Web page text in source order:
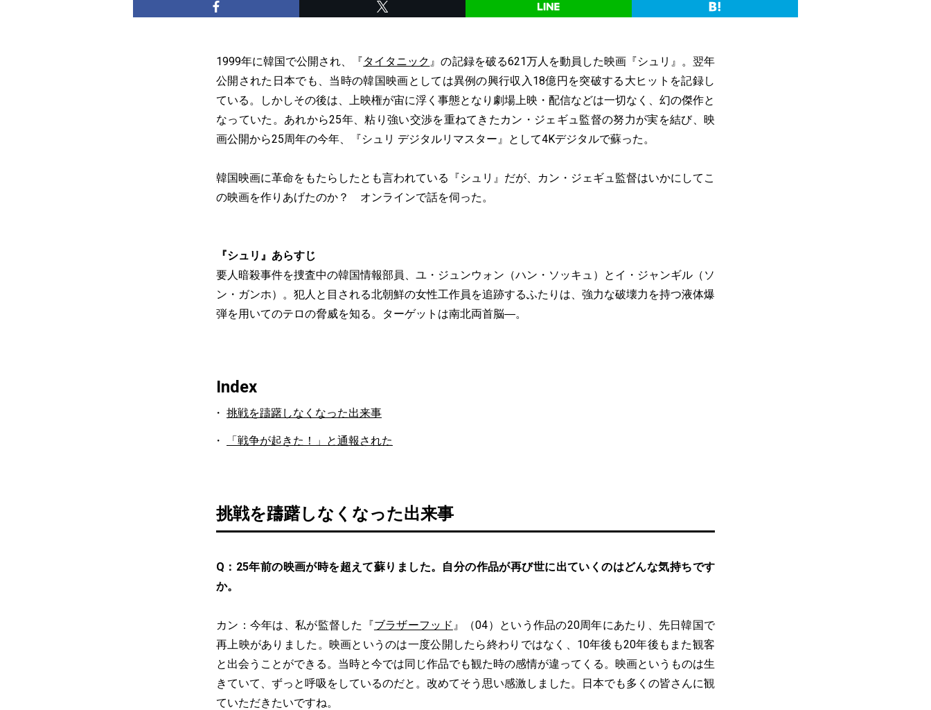
1999年に韓国で公開され、『タイタニック 』の記録を破る621万人を動員した映画『シュリ』。翌年
公開された日本でも、当時の韓国映画としては異例の興行収入18億円を突破する大ヒットを記録し
ている。しかしその後は、上映権が宙に浮く事態となり劇場上映・配信などは一切なく、幻の傑作と
なっていた。あれから25年、粘り強い交渉を重ねてきたカン・ジェギュ監督の努力が実を結び、映
画公開から25周年の今年、『シュリ デジタルリマスター』として4Kデジタルで蘇った。
韓国映画に革命をもたらしたとも言われている『シュリ』だが、カン・ジェギュ監督はいかにしてこ
の映画を作りあげたのか？ オンラインで話を伺った。
『シュリ』あらすじ
要人暗殺事件を捜査中の韓国情報部員、ユ・ジュンウォン（ハン・ソッキュ）とイ・ジャンギル（ソ
ン・ガンホ）。犯人と目される北朝鮮の女性工作員を追跡するふたりは、強力な破壊力を持つ液体爆
弾を用いてのテロの脅威を知る。ターゲットは南北両首脳―。
Index
挑戦を躊躇しなくなった出来事
「戦争が起きた！」と通報された
挑戦を躊躇しなくなった出来事
Q：25年前の映画が時を超えて蘇りました。自分の作品が再び世に出ていくのはどんな気持ちです
か。
カン：今年は、私が監督した『ブラザーフッド 』（04）という作品の20周年にあたり、先日韓国で
再上映がありました。映画というのは一度公開したら終わりではなく、10年後も20年後もまた観客
と出会うことができる。当時と今では同じ作品でも観た時の感情が違ってくる。映画というものは生
きていて、ずっと呼吸をしているのだと。改めてそう思い感激しました。日本でも多くの皆さんに観
ていただきたいですね。